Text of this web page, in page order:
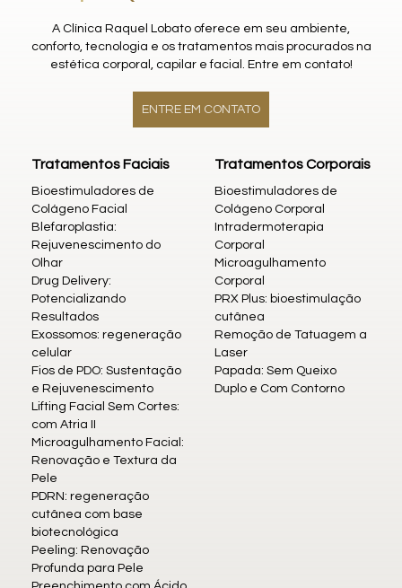
A Clínica Raquel Lobato oferece em seu ambiente,
conforto, tecnologia e os tratamentos mais procurados na
estética corporal, capilar e facial. Entre em contato!
ENTRE EM CONTATO
Tratamentos Faciais
Bioestimuladores de
Colágeno Facial
Blefaroplastia:
Rejuvenescimento do
Olhar
Drug Delivery:
Potencializando
Resultados
Exossomos: regeneração
celular
Fios de PDO: Sustentação
e Rejuvenescimento
Lifting Facial Sem Cortes:
com Atria II
Microagulhamento Facial:
Renovação e Textura da
Pele
PDRN: regeneração
cutânea com base
biotecnológica
Peeling: Renovação
Profunda para Pele
Tratamentos Corporais
Bioestimuladores de
Colágeno Corporal
Intradermoterapia
Corporal
Microagulhamento
Corporal
PRX Plus: bioestimulação
cutânea
Remoção de Tatuagem a
Laser
Papada: Sem Queixo
Duplo e Com Contorno